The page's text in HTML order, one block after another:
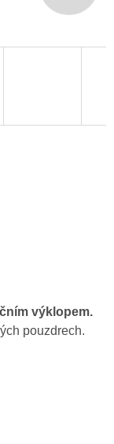
D
A
výklopem.
pouzdrech.